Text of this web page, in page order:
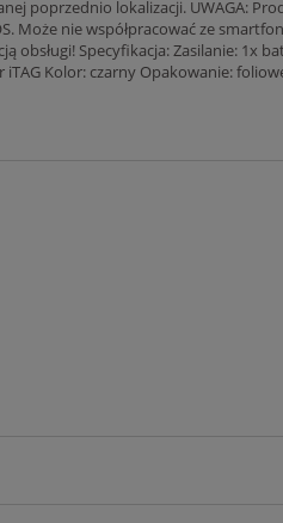
poprzednio lokalizacji. UWAGA:
Może nie współpracować ze
obsługi! Specyfikacja: Zasilanie: 1x
iTAG Kolor: czarny Opakowanie: